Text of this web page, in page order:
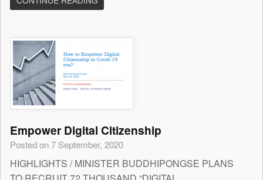
Empower Digital Citizenship
Posted on 7 September, 2020
HIGHLIGHTS / MINISTER BUDDHIPONGSE PLANS